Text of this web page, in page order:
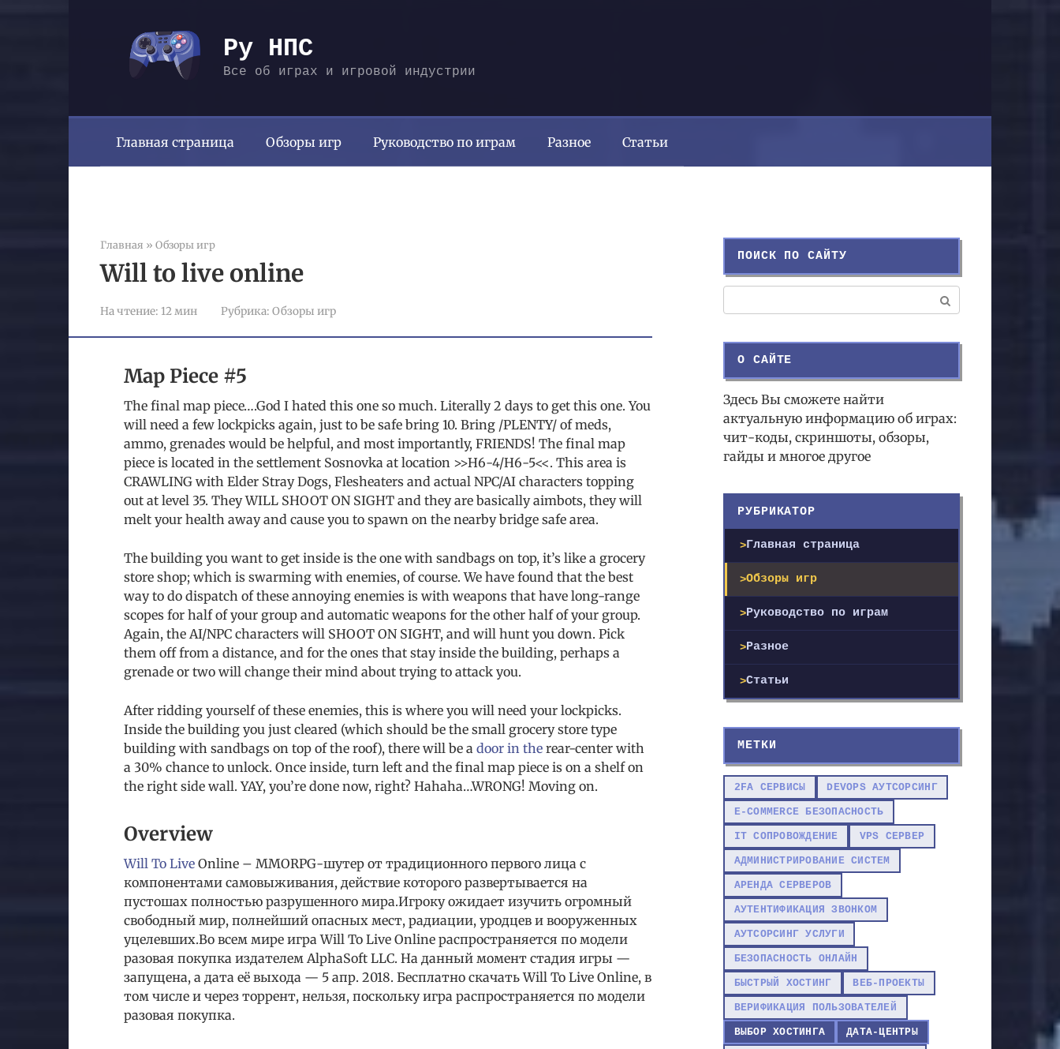
Ру НПС
Все об играх и игровой индустрии
Главная страница Обзоры игр Руководство по играм Разное Статьи
Главная » Обзоры игр
Will to live online
На чтение: 12 мин Рубрика: Обзоры игр
Map Piece #5
The final map piece….God I hated this one so much. Literally 2 days to get this one. You
will need a few lockpicks again, just to be safe bring 10. Bring /PLENTY/ of meds,
ammo, grenades would be helpful, and most importantly, FRIENDS! The final map
piece is located in the settlement Sosnovka at location >>H6-4/H6-5<<. This area is
CRAWLING with Elder Stray Dogs, Flesheaters and actual NPC/AI characters topping
out at level 35. They WILL SHOOT ON SIGHT and they are basically aimbots, they will
melt your health away and cause you to spawn on the nearby bridge safe area.
The building you want to get inside is the one with sandbags on top, it’s like a grocery
store shop; which is swarming with enemies, of course. We have found that the best
way to do dispatch of these annoying enemies is with weapons that have long-range
scopes for half of your group and automatic weapons for the other half of your group.
Again, the AI/NPC characters will SHOOT ON SIGHT, and will hunt you down. Pick
them off from a distance, and for the ones that stay inside the building, perhaps a
grenade or two will change their mind about trying to attack you.
After ridding yourself of these enemies, this is where you will need your lockpicks.
Inside the building you just cleared (which should be the small grocery store type
building with sandbags on top of the roof), there will be a door in the rear-center with
a 30% chance to unlock. Once inside, turn left and the final map piece is on a shelf on
the right side wall. YAY, you’re done now, right? Hahaha…WRONG! Moving on.
Overview
Will To Live Online – MMORPG-шутер от традиционного первого лица с
компонентами самовыживания, действие которого развертывается на
пустошах полностью разрушенного мира.Игроку ожидает изучить огромный
свободный мир, полнейший опасных мест, радиации, уродцев и вооруженных
уцелевших.Во всем мире игра Will To Live Online распространяется по модели
разовая покупка издателем AlphaSoft LLC. На данный момент стадия игры —
запущена, а дата её выхода — 5 апр. 2018. Бесплатно скачать Will To Live Online, в
том числе и через торрент, нельзя, поскольку игра распространяется по модели
разовая покупка.
ПОИСК ПО САЙТУ
О САЙТЕ
Здесь Вы сможете найти
актуальную информацию об играх:
чит-коды, скриншоты, обзоры,
гайды и многое другое
РУБРИКАТОР
Главная страница
Обзоры игр
Руководство по играм
Разное
Статьи
МЕТКИ
2FA СЕРВИСЫ DEVOPS АУТСОРСИНГ
E-COMMERCE БЕЗОПАСНОСТЬ
IT СОПРОВОЖДЕНИЕ VPS СЕРВЕР
АДМИНИСТРИРОВАНИЕ СИСТЕМ
АРЕНДА СЕРВЕРОВ
АУТЕНТИФИКАЦИЯ ЗВОНКОМ
АУТСОРСИНГ УСЛУГИ
БЕЗОПАСНОСТЬ ОНЛАЙН
БЫСТРЫЙ ХОСТИНГ ВЕБ-ПРОЕКТЫ
ВЕРИФИКАЦИЯ ПОЛЬЗОВАТЕЛЕЙ
ВЫБОР ХОСТИНГА ДАТА-ЦЕНТРЫ